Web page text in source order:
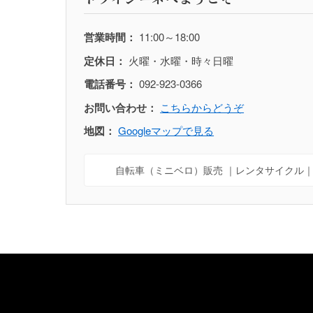
営業時間： 11:00～18:00
定休日： 火曜・水曜・時々日曜
電話番号： 092-923-0366
お問い合わせ： こちらからどうぞ
地図： Googleマップで見る
自転車（ミニベロ）販売 ｜レンタサイクル